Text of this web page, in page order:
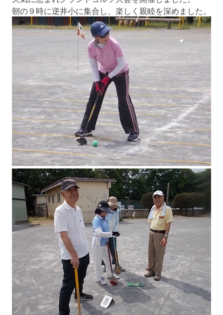
朝の９時に逆井小に集合し、楽しく親睦を深めました。